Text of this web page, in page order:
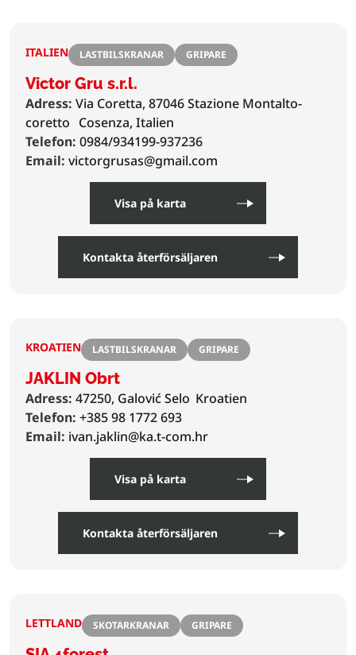
ITALIEN LASTBILSKRANAR GRIPARE
Victor Gru s.r.l.
Adress: Via Coretta, 87046 Stazione Montalto-
coretto Cosenza, Italien
Telefon: 0984/934199-937236
Email: victorgrusas@gmail.com
Visa på karta
Kontakta återförsäljaren
KROATIEN LASTBILSKRANAR GRIPARE
JAKLIN Obrt
Adress: 47250, Galović Selo Kroatien
Telefon: +385 98 1772 693
Email: ivan.jaklin@ka.t-com.hr
Visa på karta
Kontakta återförsäljaren
LETTLAND SKOTARKRANAR GRIPARE